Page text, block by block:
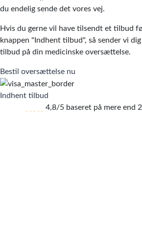
du endelig sende det vores vej.
Hvis du gerne vil have tilsendt et tilbud
knappen "Indhent tilbud", så sender vi
tilbud på din medicinske oversættelse.
Bestil oversættelse nu
Indhent tilbud
4,8/5 baseret på mere end